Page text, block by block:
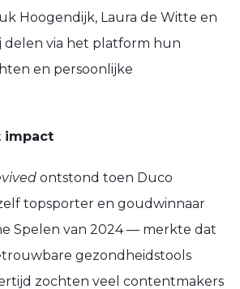
Hoogendijk, Laura de Witte en
delen via het platform hun
en persoonlijke
impact
ontstond toen Duco
topsporter en goudwinnaar
Spelen van 2024 — merkte dat
gezondheidstools
zochten veel contentmakers